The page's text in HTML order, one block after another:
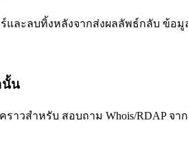
และลบทิ้งหลังจากส่งผลลัพธ์กลับ ข้อ
นั้น
ราวสำหรับ สอบถาม Whois/RDAP จ